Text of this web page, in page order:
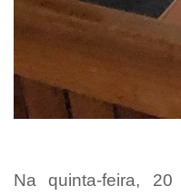
Na quinta-feira,